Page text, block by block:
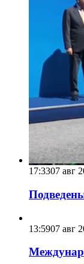
17:3307 авг
13:5907 авг